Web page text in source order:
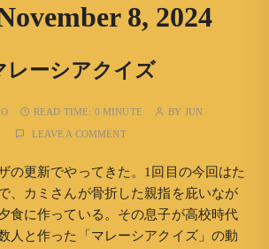
8, 2024
レーシアクイズ
READ TIME: 0 MINUTE BY JUN
LEAVE A COMMENT
の更新でやってきた。1回目の今回はた
、カミさんが骨折した親指を庇いなが
食に作っている。その息子が高校時代
人と作った「マレーシアクイズ」の動